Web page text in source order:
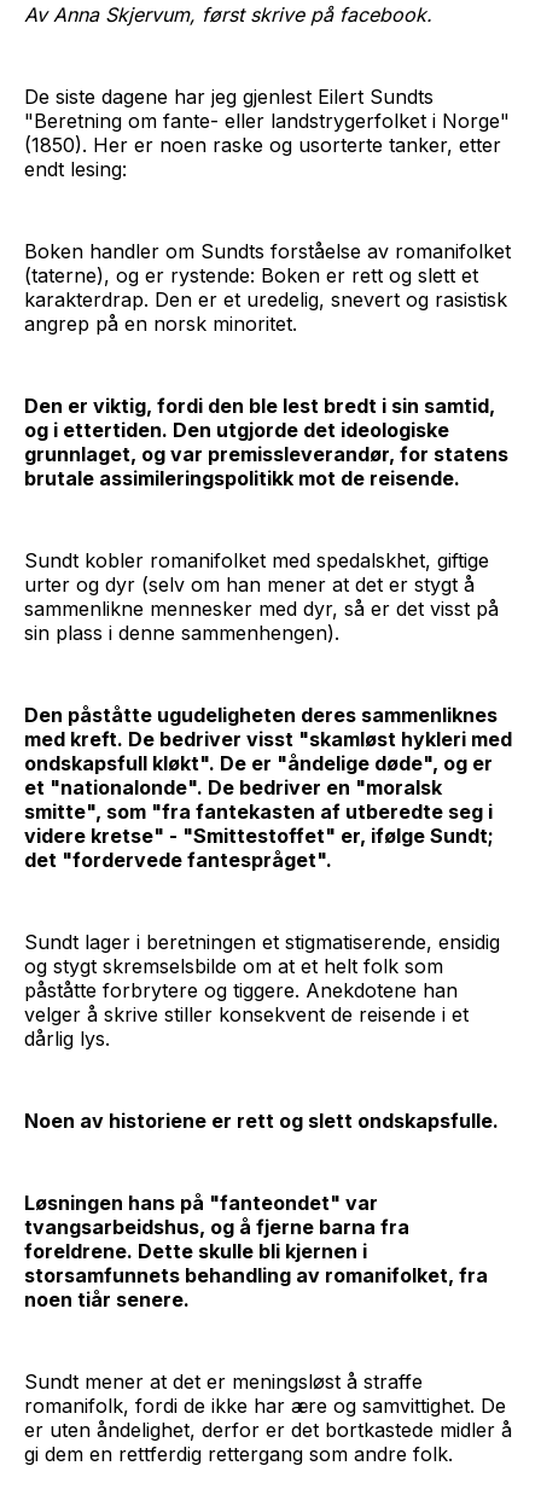
Av Anna Skjervum, først skrive på facebook.
De siste dagene har jeg gjenlest Eilert Sundts
"Beretning om fante- eller landstrygerfolket i Norge"
(1850). Her er noen raske og usorterte tanker, etter
endt lesing:
Boken handler om Sundts forståelse av romanifolket
(taterne), og er rystende: Boken er rett og slett et
karakterdrap. Den er et uredelig, snevert og rasistisk
angrep på en norsk minoritet.
Den er viktig, fordi den ble lest bredt i sin samtid,
og i ettertiden. Den utgjorde det ideologiske
grunnlaget, og var premissleverandør, for statens
brutale assimileringspolitikk mot de reisende.
Sundt kobler romanifolket med spedalskhet, giftige
urter og dyr (selv om han mener at det er stygt å
sammenlikne mennesker med dyr, så er det visst på
sin plass i denne sammenhengen).
Den påståtte ugudeligheten deres sammenliknes
med kreft. De bedriver visst "skamløst hykleri med
ondskapsfull kløkt". De er "åndelige døde", og er
et "nationalonde". De bedriver en "moralsk
smitte", som "fra fantekasten af utberedte seg i
videre kretse" - "Smittestoffet" er, ifølge Sundt;
det "fordervede fantespråget".
Sundt lager i beretningen et stigmatiserende, ensidig
og stygt skremselsbilde om at et helt folk som
påståtte forbrytere og tiggere. Anekdotene han
velger å skrive stiller konsekvent de reisende i et
dårlig lys.
Noen av historiene er rett og slett ondskapsfulle.
Løsningen hans på "fanteondet" var
tvangsarbeidshus, og å fjerne barna fra
foreldrene. Dette skulle bli kjernen i
storsamfunnets behandling av romanifolket, fra
noen tiår senere.
Sundt mener at det er meningsløst å straffe
romanifolk, fordi de ikke har ære og samvittighet. De
er uten åndelighet, derfor er det bortkastede midler å
gi dem en rettferdig rettergang som andre folk.